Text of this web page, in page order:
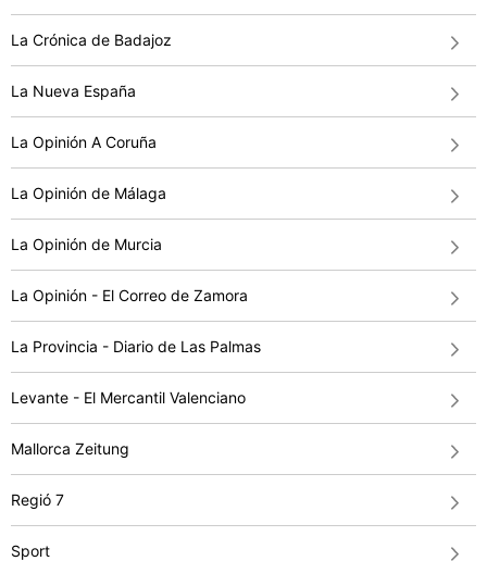
La Crónica de Badajoz
La Nueva España
La Opinión A Coruña
La Opinión de Málaga
La Opinión de Murcia
La Opinión - El Correo de Zamora
La Provincia - Diario de Las Palmas
Levante - El Mercantil Valenciano
Mallorca Zeitung
Regió 7
Sport